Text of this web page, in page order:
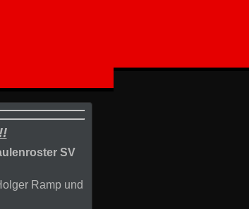
SV
Ramp und